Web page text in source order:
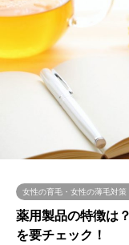
女性の育毛・女性の薄毛対策
薬用製品の特徴は
を要チェック！